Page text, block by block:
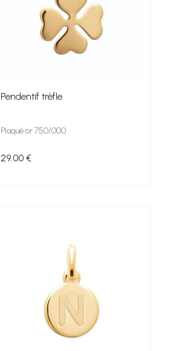
Pendentif trèfle
Plaqué or 750/000
29.00 €